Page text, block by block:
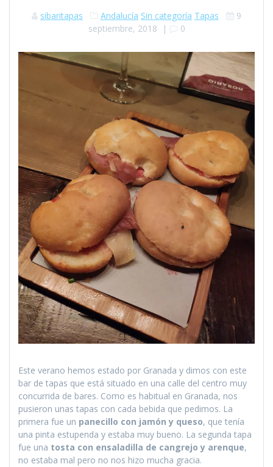
sibaritapas Andalucía Sin categoría Tapas
9
septiembre, 2018 | 0
Este verano hemos estado por Granada y dimos con este
bar de tapas que está situado en una calle del centro muy
concurrida de bares. Como es habitual en Granada, nos
pusieron unas tapas con cada bebida que pedimos. La
primera fue un panecillo con jamón y queso, que tenía
una pinta estupenda y estaba muy bueno. La segunda tapa
fue una tosta con ensaladilla de cangrejo y arenque,
no estaba mal pero no nos hizo mucha gracia.